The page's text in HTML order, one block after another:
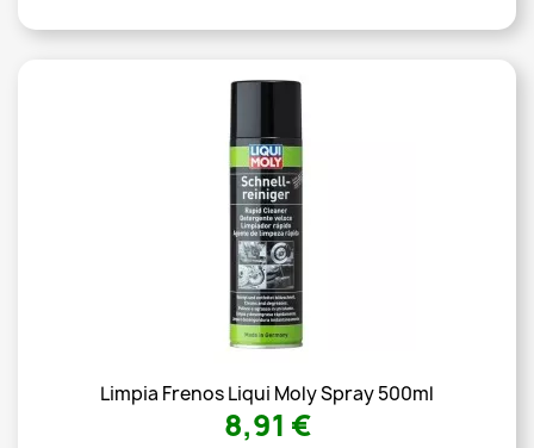
Limpia Frenos Liqui Moly Spray 500ml
8,91 €